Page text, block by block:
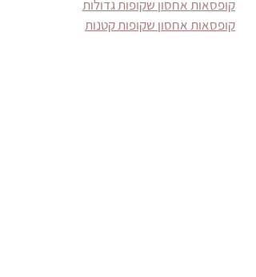
קופסאות אחסון שקופות גדולות
קופסאות אחסון שקופות קטנות